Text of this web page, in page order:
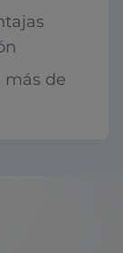
más de